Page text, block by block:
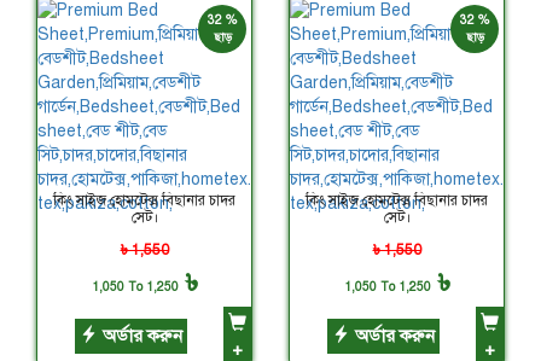
32 %
ছাড়
কিং সাইজ হোমটেক্স বিছানার চাদর
সেট।
৳ 1,550
1,050 To 1,250৳
অর্ডার করুন
+
32 %
ছাড়
কিং সাইজ হোমটেক্স বিছানার চাদর
সেট।
৳ 1,550
1,050 To 1,250৳
অর্ডার করুন
+